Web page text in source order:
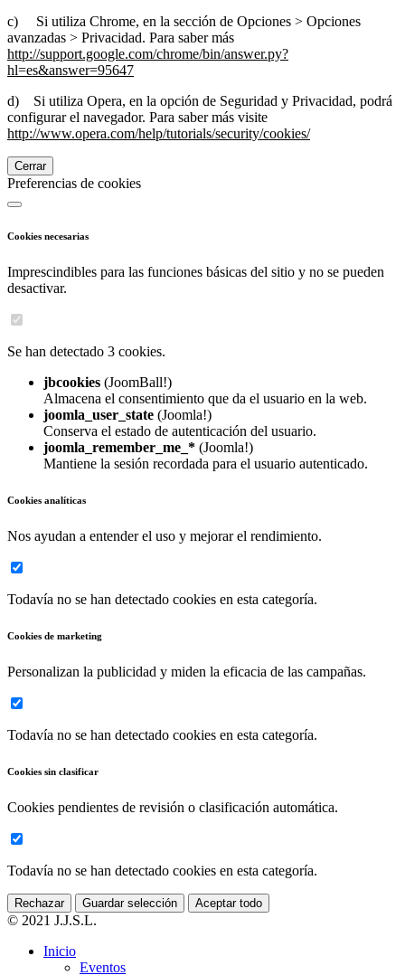
c) Si utiliza Chrome, en la sección de Opciones > Opciones
avanzadas > Privacidad. Para saber más
http://support.google.com/chrome/bin/answer.py?
hl=es&answer=95647
d) Si utiliza Opera, en la opción de Seguridad y Privacidad, podrá
configurar el navegador. Para saber más visite
http://www.opera.com/help/tutorials/security/cookies/
Cerrar
Preferencias de cookies
Cookies necesarias
Imprescindibles para las funciones básicas del sitio y no se pueden
desactivar.
Se han detectado 3 cookies.
jbcookies (JoomBall!)
Almacena el consentimiento que da el usuario en la web.
joomla_user_state (Joomla!)
Conserva el estado de autenticación del usuario.
joomla_remember_me_* (Joomla!)
Mantiene la sesión recordada para el usuario autenticado.
Cookies analíticas
Nos ayudan a entender el uso y mejorar el rendimiento.
Todavía no se han detectado cookies en esta categoría.
Cookies de marketing
Personalizan la publicidad y miden la eficacia de las campañas.
Todavía no se han detectado cookies en esta categoría.
Cookies sin clasificar
Cookies pendientes de revisión o clasificación automática.
Todavía no se han detectado cookies en esta categoría.
Rechazar Guardar selección Aceptar todo
© 2021 J.J.S.L.
Inicio
Eventos